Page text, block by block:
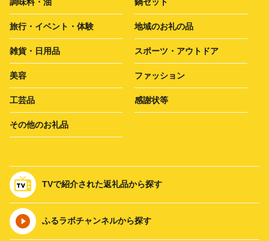
旅行・イベント・体験 地域のお礼の品
雑貨・日用品 スポーツ・アウトドア
美容 ファッション
工芸品 感謝状等
その他のお礼品
TVで紹介された返礼品から探す
ふるラボチャンネルから探す